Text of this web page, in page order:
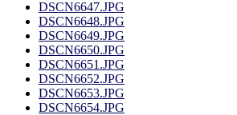
DSCN6647.JPG
DSCN6648.JPG
DSCN6649.JPG
DSCN6650.JPG
DSCN6651.JPG
DSCN6652.JPG
DSCN6653.JPG
DSCN6654.JPG